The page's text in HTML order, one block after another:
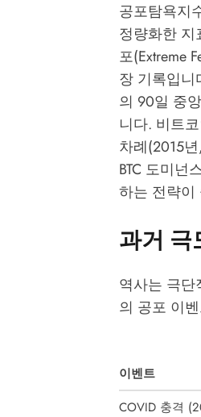
공포탐욕지
정량화한
포(Extreme
장 기록입니
의 90일 중
니다. 비트
차례(2015
BTC 도미넌
하는 전략이
과거 극
역사는 극
의 공포 이
이벤트
COVID 충격